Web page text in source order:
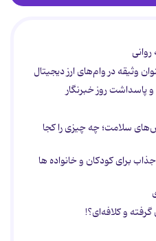
وثیقه در وام‌های ارز دیجیتال
پاسداشت روز خبرنگار
سلامت؛ چه چیزی را کجا
برای کودکان و خانواده ها
و کلافه‌ای؟!